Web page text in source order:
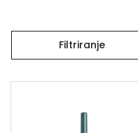
Filtriranje